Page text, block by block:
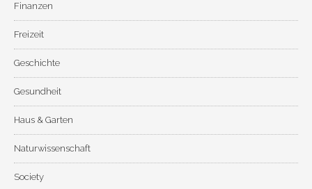
Finanzen
Freizeit
Geschichte
Gesundheit
Haus & Garten
Naturwissenschaft
Society